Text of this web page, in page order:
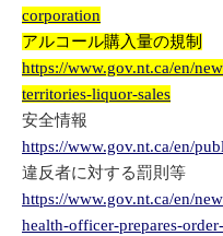
corporation
アルコール購入量の規制
https://www.gov.nt.ca/en/
territories-liquor-sales
安全情報
https://www.gov.nt.ca/en/
違反者に対する罰則等
https://www.gov.nt.ca/en/
health-officer-prepares-